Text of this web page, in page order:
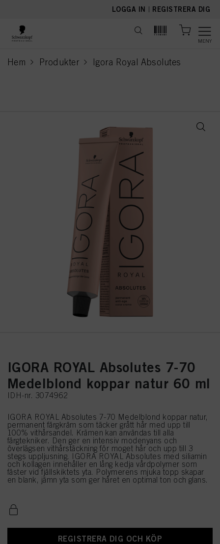
LOGGA IN | REGISTRERA DIG
MENY
Hem Produkter Igora Royal Absolutes
current page
IGORA ROYAL Absolutes 7-70
Medelblond koppar natur 60 ml
IDH-nr. 3074962
IGORA ROYAL Absolutes 7-70 Medelblond koppar natur,
permanent färgkräm som täcker grått hår med upp till
100% vithårsandel. Krämen kan användas till alla
färgtekniker. Den ger en intensiv modenyans och
överlägsen vithårstäckning för moget hår och upp till 3
stegs uppljusning. IGORA ROYAL Absolutes med siliamin
och kollagen innehåller en lång kedja vårdpolymer som
fäster vid fjällskiktets yta. Polymerens mjuka topp skapar
en blank, jämn yta som ger håret en optimal ton och glans.
REGISTRERA DIG OCH KÖP